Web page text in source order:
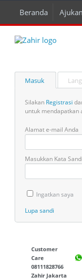
Beranda
Masuk
Silakan Registrasi
untuk mendapatkan
Alamat e-mail Anda
Masukkan Kata Sandi
Ingatkan saya
Lupa sandi
Customer
Care
08111828766
Zahir Jakarta